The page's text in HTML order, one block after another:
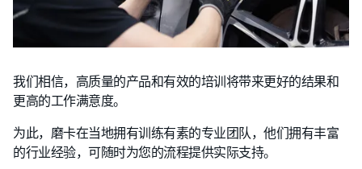
我们相信，高质量的产品和有效的培训将带来更好的结果和
更高的工作满意度。
为此，磨卡在当地拥有训练有素的专业团队，他们拥有丰富
的行业经验，可随时为您的流程提供实际支持。